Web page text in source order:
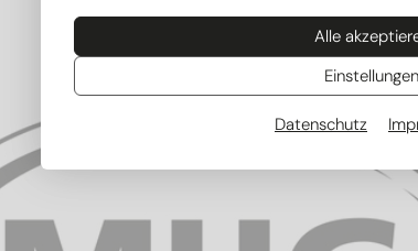
Alle
Einstellungen
Datenschutz